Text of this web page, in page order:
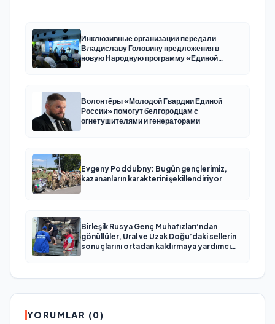
Инклюзивные организации передали
Владиславу Головину предложения в
новую Народную программу «Единой
Волонтёры «Молодой Гвардии Единой
России» помогут белгородцам с
огнетушителями и генераторами
Evgeny Poddubny: Bugün gençlerimiz,
kazananların karakterini şekillendiriyor
Birleşik Rusya Genç Muhafızları’ndan
gönüllüler, Ural ve Uzak Doğu’daki sellerin
sonuçlarını ortadan kaldırmaya yardımcı
YORUMLAR (0)